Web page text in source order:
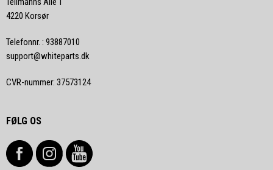
4220 Korsør
Telefonnr. : 93887010
support@whiteparts.dk
CVR-nummer: 37573124
FØLG OS